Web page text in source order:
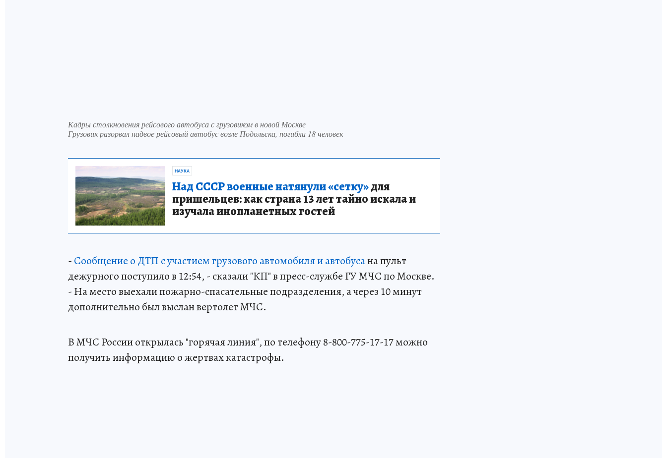
Кадры столкновения рейсового автобуса с грузовиком в новой Москве
Грузовик разорвал надвое рейсовый автобус возле Подольска, погибли 18 человек
НАУКА
Над СССР военные натянули «сетку»для
пришельцев: как страна 13 лет тайно искала и
изучала инопланетных гостей
- Сообщение о ДТП с участием грузового автомобиля и автобусана пульт
дежурного поступило в 12:54, - сказали "КП" в пресс-службе ГУ МЧС по Москве.
- На место выехали пожарно-спасательные подразделения, а через 10 минут
дополнительно был выслан вертолет МЧС.
В МЧС России открылась "горячая линия", по телефону 8-800-775-17-17 можно
получить информацию о жертвах катастрофы.